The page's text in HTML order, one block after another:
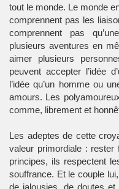
tout le monde. Le monde
comprennent pas les
comprennent pas
plusieurs aventures en
aimer plusieurs
peuvent accepter l’idée
l’idée qu’un homme ou
amours. Les
comme, librement et
Les adeptes de cette
valeur primordiale :
principes, ils respectent
souffrance. Et le couple
de jalousies, de doutes